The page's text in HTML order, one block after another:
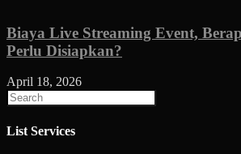
Biaya Live Streaming Event,
Perlu Disiapkan?
April 18, 2026
List Services